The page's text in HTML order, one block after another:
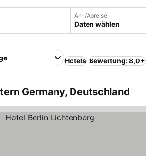
An-/Abreise
Daten wählen
Hotels Bewertung: 8,0+
Germany, Deutschland